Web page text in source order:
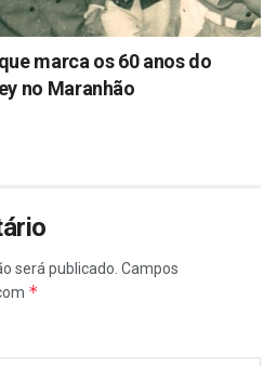
marca os 60 anos do
no Maranhão
será publicado. Campos
*